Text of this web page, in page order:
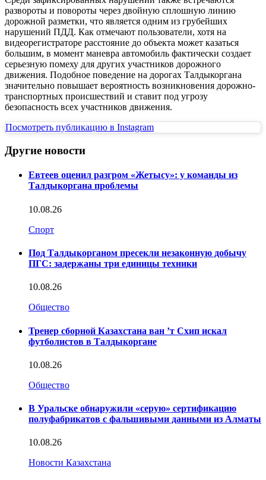
развороты и повороты через двойную сплошную линию
дорожной разметки, что является одним из грубейших
нарушений ПДД. Как отмечают пользователи, хотя на
видеорегистраторе расстояние до объекта может казаться
большим, в момент маневра автомобиль фактически создает
серьезную помеху для других участников дорожного
движения. Подобное поведение на дорогах Талдыкоргана
значительно повышает вероятность возникновения дорожно-
транспортных происшествий и ставит под угрозу
безопасность всех участников движения.
Посмотреть публикацию в Instagram
Другие новости
Евтеев оценил разгром «Жетысу»: у команды из
Талдыкоргана проблемы
10.08.26
Спорт
Под Талдыкорганом пресекли незаконную добычу
ПГС: задержаны три единицы техники
10.08.26
Общество
Тренер сборной Казахстана ван ’т Схип искал
футболистов в Талдыкоргане
10.08.26
Общество
В Уральске обнаружили «серую» сертификацию
полуфабрикатов с фальшивыми данными из Алматы
10.08.26
Новости Казахстана